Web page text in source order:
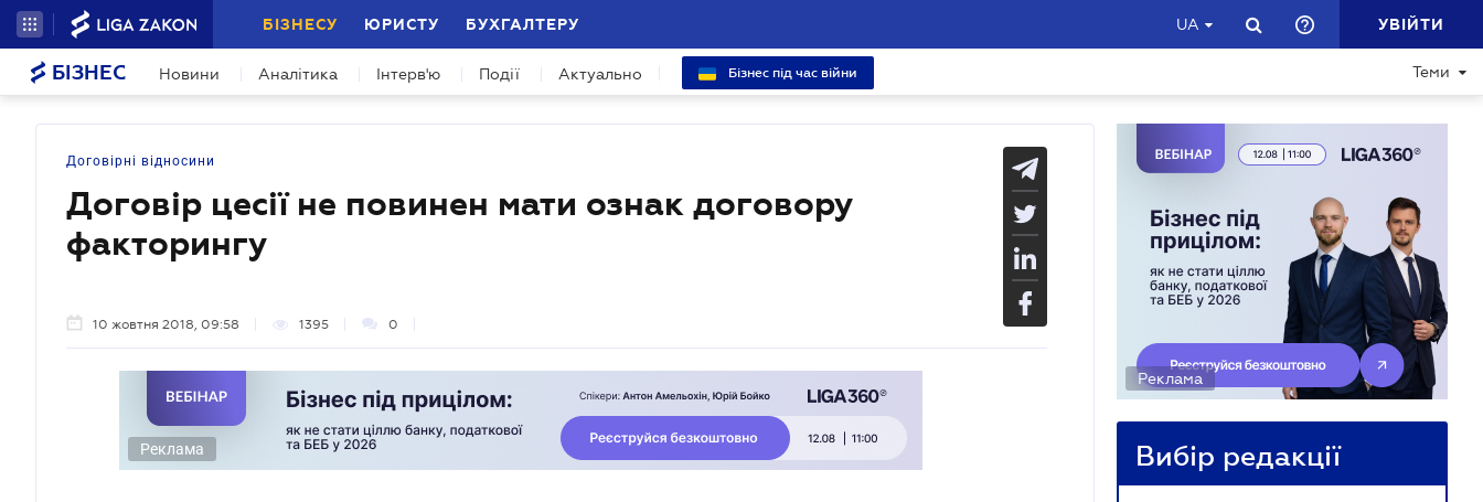
БІЗНЕСУ ЮРИСТУ БУХГАЛТЕРУ UA УВІЙТИ
БІЗНЕС Новини Аналітика Інтерв'ю Події Актуально Бізнес під час війни Теми
Договірні відносини
Договір цесії не повинен мати ознак договору
факторингу
10 жовтня 2018, 09:58 1395 0
Реклама
Реклама
Вибір редакції